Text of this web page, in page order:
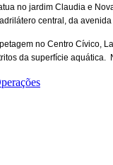
no jardim Claudia e
central, da
no Centro Cívico,
da superfície aquática.